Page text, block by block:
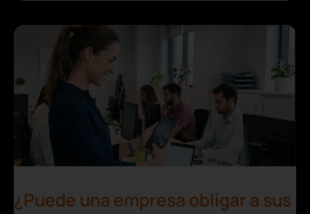
¿Puede una empresa obligar a sus